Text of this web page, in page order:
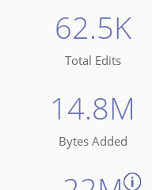
62.5K
Total Edits
14.8M
Bytes Added